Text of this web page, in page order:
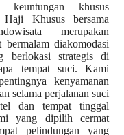
keuntungan khusus
Haji Khusus bersama
merupakan
bermalam diakomodasi
berlokasi strategis di
tempat suci. Kami
kenyamanan
selama perjalanan suci
dan tempat tinggal
yang dipilih cermat
pelindungan yang